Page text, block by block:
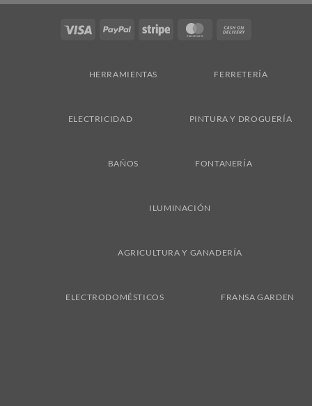
Visa PayPal Stripe MasterCard
HERRAMIENTAS FERRETERÍA
ELECTRICIDAD PINTURA Y DROGUERÍA
BAÑOS FONTANERÍA
ILUMINACIÓN
AGRICULTURA Y GANADERÍA
ELECTRODOMÉSTICOS FRANSA GARDEN